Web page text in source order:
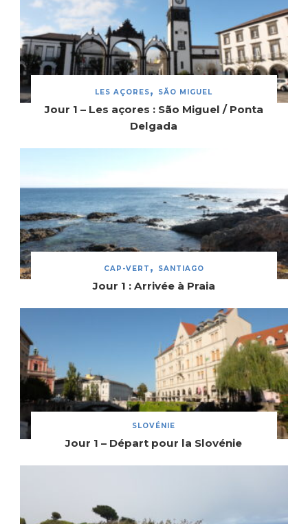
LES AÇORES SÃO MIGUEL
Jour 1 – Les açores : São Miguel / Ponta
Delgada
CAP-VERT SANTIAGO
Jour 1 : Arrivée à Praia
SLOVÉNIE
Jour 1 – Départ pour la Slovénie